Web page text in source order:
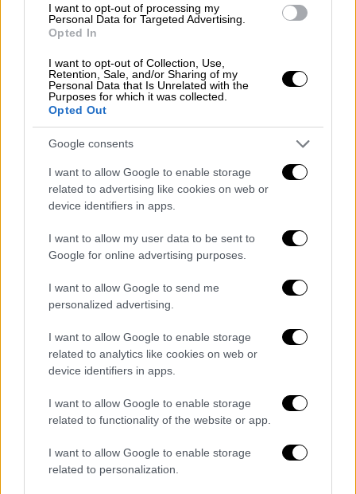
I want to opt-out of processing my
Personal Data for Targeted Advertising.
Opted In
I want to opt-out of Collection, Use,
Retention, Sale, and/or Sharing of my
Personal Data that Is Unrelated with the
Purposes for which it was collected.
Opted Out
Google consents
I want to allow Google to enable storage
related to advertising like cookies on web or
device identifiers in apps.
I want to allow my user data to be sent to
Google for online advertising purposes.
I want to allow Google to send me
personalized advertising.
I want to allow Google to enable storage
related to analytics like cookies on web or
device identifiers in apps.
I want to allow Google to enable storage
related to functionality of the website or app.
I want to allow Google to enable storage
related to personalization.
αιτήματα των φοιτητών στο Νόβι Σαντ ήταν
οι παραιτήσεις του Βούτσεβιτς και του
Τζούριτς. Ο Βούτσεβιτς ήταν δήμαρχος της
πόλης όταν ανακαινίστηκε ο
σιδηροδρομικός σταθμός, τμήμα του οποίου
κατέρρευσε τρεις μήνες μετά την ανακαίνιση
σκοτώνοντας 15 ανθρώπους.
Ο Μίλος Βούτσεβιτς θα συνεχίσει να ασκεί
τα καθήκοντά του μέχρι την εκλογή νέου
Πραγματοποιούνται αντικυβερνητικές
Σύμφωνα με τοReuters
πραγματοποιούνται καθημερινά
αντικυβερνητικές διαδηλώσεις μετά την
κατάρρευση τον Νοέμβριο στέγης σε
σιδηροδρομικό σταθμό
στο Νόβι Σαντ, τη
δεύτερη μεγαλύτερη πόλη τηςΣερβίας, με
Χιλιάδες διαδηλωτές, μεταξύ των οποίων